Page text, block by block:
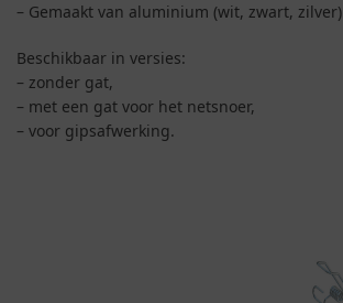
– Gemaakt van aluminium (wit, zwart, zilver)
Beschikbaar in versies:
– zonder gat,
– met een gat voor het netsnoer,
– voor gipsafwerking.